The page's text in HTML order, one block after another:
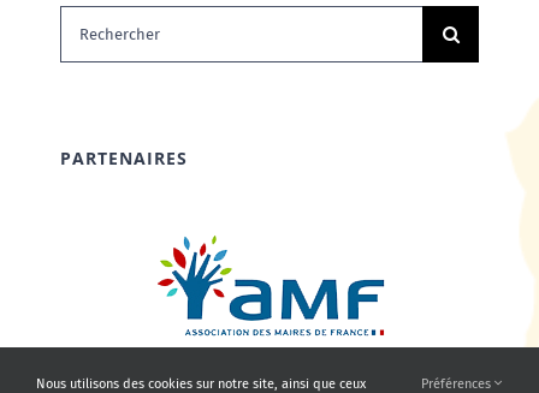
Rechercher:
PARTENAIRES
Nous utilisons des cookies sur notre site, ainsi que ceux Préférences